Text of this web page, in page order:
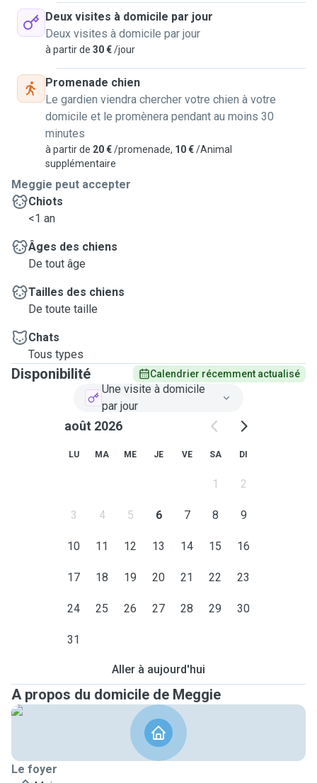
Deux visites à domicile par jour
Deux visites à domicile par jour
à partir de 30 €/jour
Promenade chien
Le gardien viendra chercher votre chien à votre
domicile et le promènera pendant au moins 30
minutes
à partir de 20 €/promenade, 10 €/Animal
supplémentaire
Meggie peut accepter
Chiots
<1 an
Âges des chiens
De tout âge
Tailles des chiens
De toute taille
Chats
Tous types
Disponibilité Calendrier récemment actualisé
Une visite à domicile
par jour
août 2026
LU MA ME JE VE SA DI
1 2
3 4 5 6 7 8 9
10 11 12 13 14 15 16
17 18 19 20 21 22 23
24 25 26 27 28 29 30
31
Aller à aujourd'hui
A propos du domicile de Meggie
Le foyer